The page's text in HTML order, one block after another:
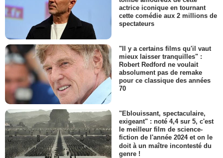
actrice iconique en tournant
cette comédie aux 2 millions de
spectateurs
"Il y a certains films qu'il vaut
mieux laisser tranquilles" :
Robert Redford ne voulait
absolument pas de remake
pour ce classique des années
70
"Eblouissant, spectaculaire,
exigeant" : noté 4,4 sur 5, c'est
le meilleur film de science-
fiction de l'année 2024 et on le
doit à un maître incontesté du
genre !